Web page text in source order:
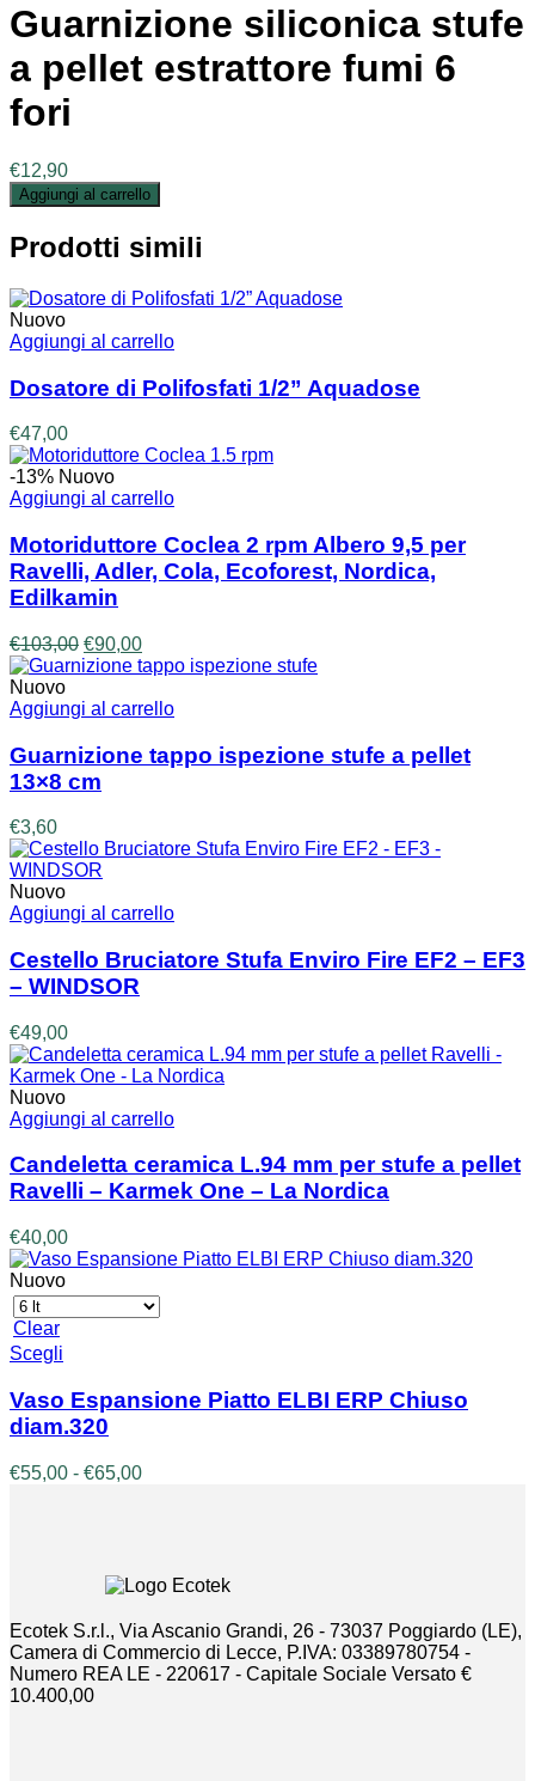
Guarnizione siliconica stufe
a pellet estrattore fumi 6
fori
€12,90
Aggiungi al carrello
Prodotti simili
Nuovo
Aggiungi al carrello
Dosatore di Polifosfati 1/2” Aquadose
€47,00
-13% Nuovo
Aggiungi al carrello
Motoriduttore Coclea 2 rpm Albero 9,5 per
Ravelli, Adler, Cola, Ecoforest, Nordica,
Edilkamin
€103,00 Il
prezzo
era:
€90,00Il
prezzo
è:
Nuovo
Aggiungi al carrello
Guarnizione tappo ispezione stufe a pellet
13×8 cm
€3,60
Nuovo
Aggiungi al carrello
Cestello Bruciatore Stufa Enviro Fire EF2 – EF3
– WINDSOR
€49,00
Nuovo
Aggiungi al carrello
Candeletta ceramica L.94 mm per stufe a pellet
Ravelli – Karmek One – La Nordica
€40,00
Nuovo
Clear
Scegli
ha
più
varianti.
opzioni
pagina
prodotto
Vaso Espansione Piatto ELBI ERP Chiuso
diam.320
€55,00 - €65,00Fascia
a
€65,00
Ecotek S.r.l., Via Ascanio Grandi, 26 - 73037 Poggiardo (LE),
Camera di Commercio di Lecce, P.IVA: 03389780754 -
Numero REA LE - 220617 - Capitale Sociale Versato €
10.400,00